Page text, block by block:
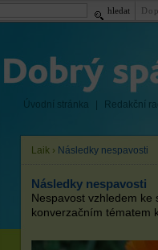
Úvodní stránka
Redakční
Laik › Následky nespavosti
Následky nespavosti
Nespavost vzhledem
konverzačním tématem
hledat